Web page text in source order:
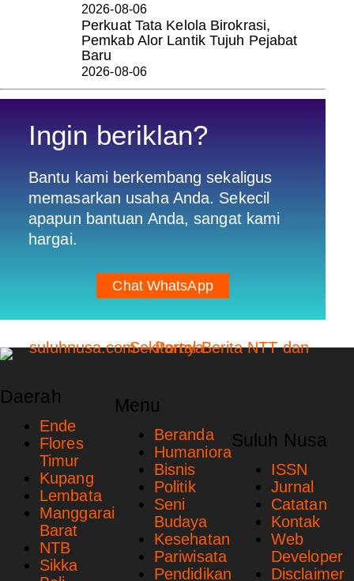
2026-08-06
Perkuat Tata Kelola Birokrasi,
Pemkab Alor Lantik Tujuh Pejabat
Baru
2026-08-06
Ingin beriklan?
Bantu kami berkembang sekaligus
memasarkan usaha Anda. Sekecil
apapun bantuan Anda, sangat kami
hargai.
Chat WhatsApp
Daerah
Ende
Flores
Timur
Kupang
Lembata
Manggarai
Barat
NTB
Sikka
Menu
Beranda
Humaniora
Bisnis
Politik
Seni
Budaya
Kesehatan
Pariwisata
Pendidikan
Suluh Nusa
ISSN
Jurnal
Catatan
Kontak
Web
Developer
Disclaimer